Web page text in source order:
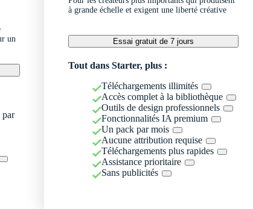
un
par
à grande échelle et exigent une liberté créative
Essai gratuit de 7 jours
Tout dans Starter, plus :
Téléchargements illimités
Accès complet à la bibliothèque
Outils de design professionnels
Fonctionnalités IA premium
Un pack par mois
Aucune attribution requise
Téléchargements plus rapides
Assistance prioritaire
Sans publicités